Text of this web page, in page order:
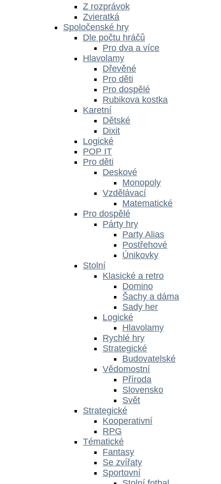
Z rozprávok
Zvieratká
Spoločenské hry
Dle počtu hráčů
Pro dva a více
Hlavolamy
Dřevěné
Pro děti
Pro dospělé
Rubikova kostka
Karetní
Dětské
Dixit
Logické
POP IT
Pro děti
Deskové
Monopoly
Vzdělávací
Matematické
Pro dospělé
Párty hry
Party Alias
Postřehové
Únikovky
Stolní
Klasické a retro
Domino
Šachy a dáma
Sady her
Logické
Hlavolamy
Rychlé hry
Strategické
Budovatelské
Vědomostní
Příroda
Slovensko
Svět
Strategické
Kooperativní
RPG
Tématické
Fantasy
Se zvířaty
Sportovní